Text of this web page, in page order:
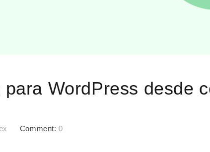
WordPress desde
Comment:0